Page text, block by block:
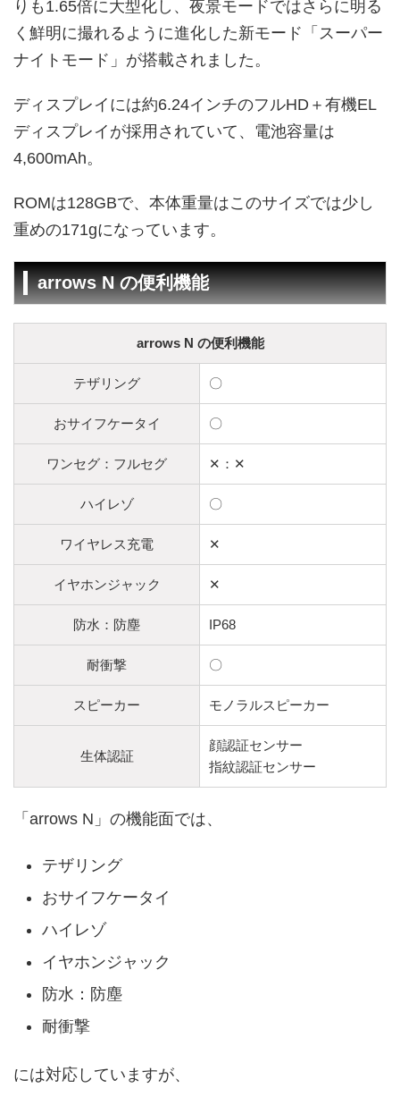
りも1.65倍に大型化し、夜景モードではさらに明る
く鮮明に撮れるように進化した新モード「スーパー
ナイトモード」が搭載されました。
ディスプレイには約6.24インチのフルHD＋有機EL
ディスプレイが採用されていて、電池容量は
4,600mAh。
ROMは128GBで、本体重量はこのサイズでは少し
重めの171gになっています。
arrows N の便利機能
arrows N の便利機能
テザリング 〇
おサイフケータイ 〇
ワンセグ：フルセグ ✕：✕
ハイレゾ 〇
ワイヤレス充電 ✕
イヤホンジャック ✕
防水：防塵 IP68
耐衝撃 〇
スピーカー モノラルスピーカー
生体認証
顔認証センサー
指紋認証センサー
「arrows N」の機能面では、
テザリング
おサイフケータイ
ハイレゾ
イヤホンジャック
防水：防塵
耐衝撃
には対応していますが、